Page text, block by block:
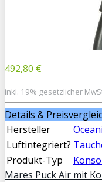
492,80 €
inkl. 19% gesetzlicher
Details &
Hersteller
Luftintegriert?
Produkt-Typ
Mares Puck Air mit